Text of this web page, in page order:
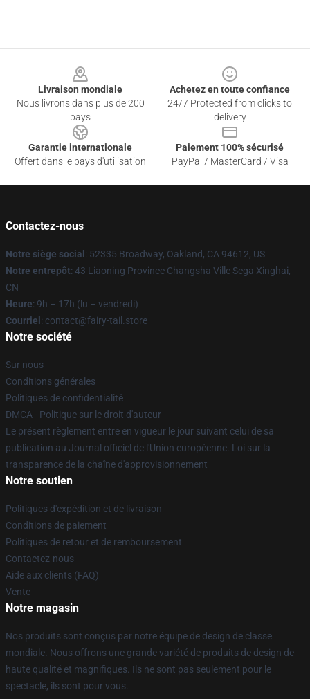
Livraison mondiale
Nous livrons dans plus de 200
pays
Achetez en toute confiance
24/7 Protected from clicks to
delivery
Garantie internationale
Offert dans le pays d'utilisation
Paiement 100% sécurisé
PayPal / MasterCard / Visa
Contactez-nous
Notre siège social : 52335 Broadway, Oakland, CA 94612, US
Notre entrepôt: 43 Liaoning Province Changsha Ville Sega Xinghai,
CN
Heure: 9h – 17h (lu – vendredi)
Courriel : contact@fairy-tail.store
Notre société
Sur nous
Conditions générales
Politiques de confidentialité
DMCA - Politique sur le droit d'auteur
Le présent règlement entre en vigueur le jour suivant celui de sa
publication au Journal officiel de l'Union européenne. Loi sur la
transparence de la chaîne d'approvisionnement
Notre soutien
Politiques d'expédition et de livraison
Conditions de paiement
Politiques de retour et de remboursement
Contactez-nous
Aide aux clients (FAQ)
Vente
Notre magasin
Nos produits sont conçus par notre équipe de design de classe
mondiale. Nous offrons une grande variété de produits de design de
haute qualité et magnifiques. Ils ne sont pas seulement pour le
spectacle, ils sont pour vous.